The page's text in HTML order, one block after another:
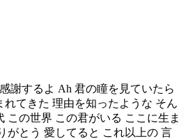
謝するよ Ah 君の瞳を見ていたら
てきた 理由を知ったような そん
この世界 この君がいる ここに生ま
がとう 愛してると これ以上の 言